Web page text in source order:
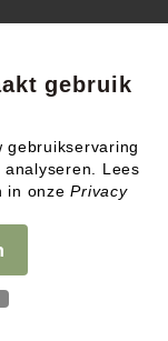
gebruik
gebruikservaring
Lees
in onzePrivacy